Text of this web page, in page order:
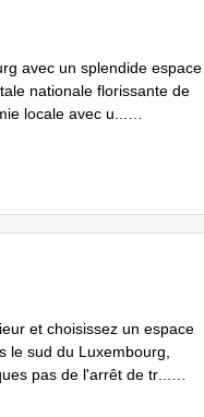
avec un splendide espace
nationale florissante de
locale avec u
et choisissez un espace
le sud du Luxembourg,
pas de l'arrêt de tr